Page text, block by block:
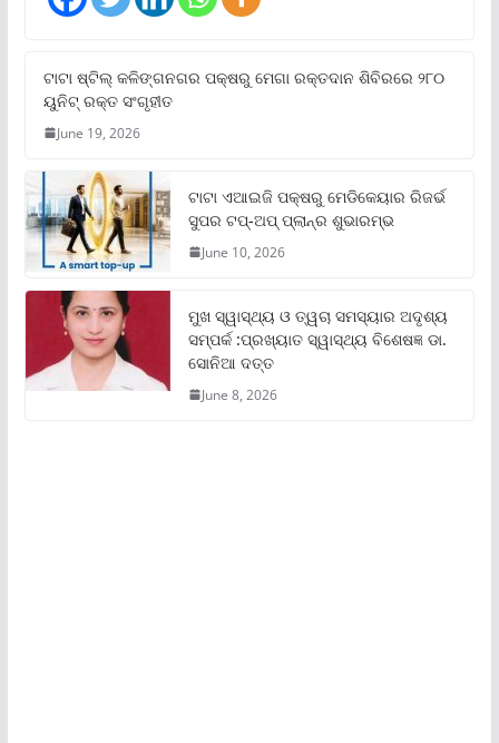
ଟାଟା ଷ୍ଟିଲ୍‌ କଳିଙ୍ଗନଗର ପକ୍ଷରୁ ମେଗା ରକ୍ତଦାନ ଶିବିରରେ ୨୮୦
ୟୁନିଟ୍‌ ରକ୍ତ ସଂଗୃହୀତ
June 19, 2026
ଟାଟା ଏଆଇଜି ପକ୍ଷରୁ ମେଡିକେୟାର ରିଜର୍ଭ
ସୁପର ଟପ୍‌-ଅପ୍ ପ୍ଲାନ୍‌ର ଶୁଭାରମ୍ଭ
June 10, 2026
ମୁଖ ସ୍ୱାସ୍ଥ୍ୟ ଓ ତ୍ୱଚା ସମସ୍ୟାର ଅଦୃଶ୍ୟ
ସମ୍ପର୍କ :ପ୍ରଖ୍ୟାତ ସ୍ୱାସ୍ଥ୍ୟ ବିଶେଷଜ୍ଞ ଡା.
ସୋନିଆ ଦତ୍ତ
June 8, 2026